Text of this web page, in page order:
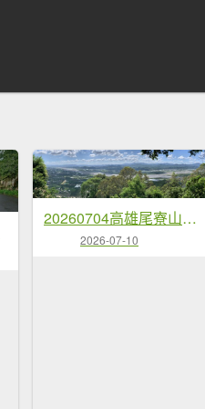
20260704高雄尾寮山-尾寮山西北峰(第26刷)
2026-07-10